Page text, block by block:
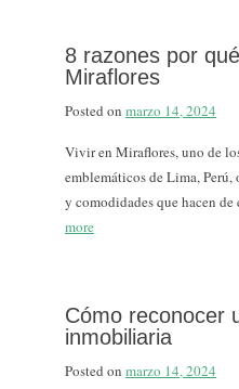
8 razones por
Miraflores
Posted on marzo 14, 2024
Vivir en Miraflores, uno de
emblemáticos de Lima, Perú,
y comodidades que hacen de
more
Cómo reconocer
inmobiliaria
Posted on marzo 14, 2024